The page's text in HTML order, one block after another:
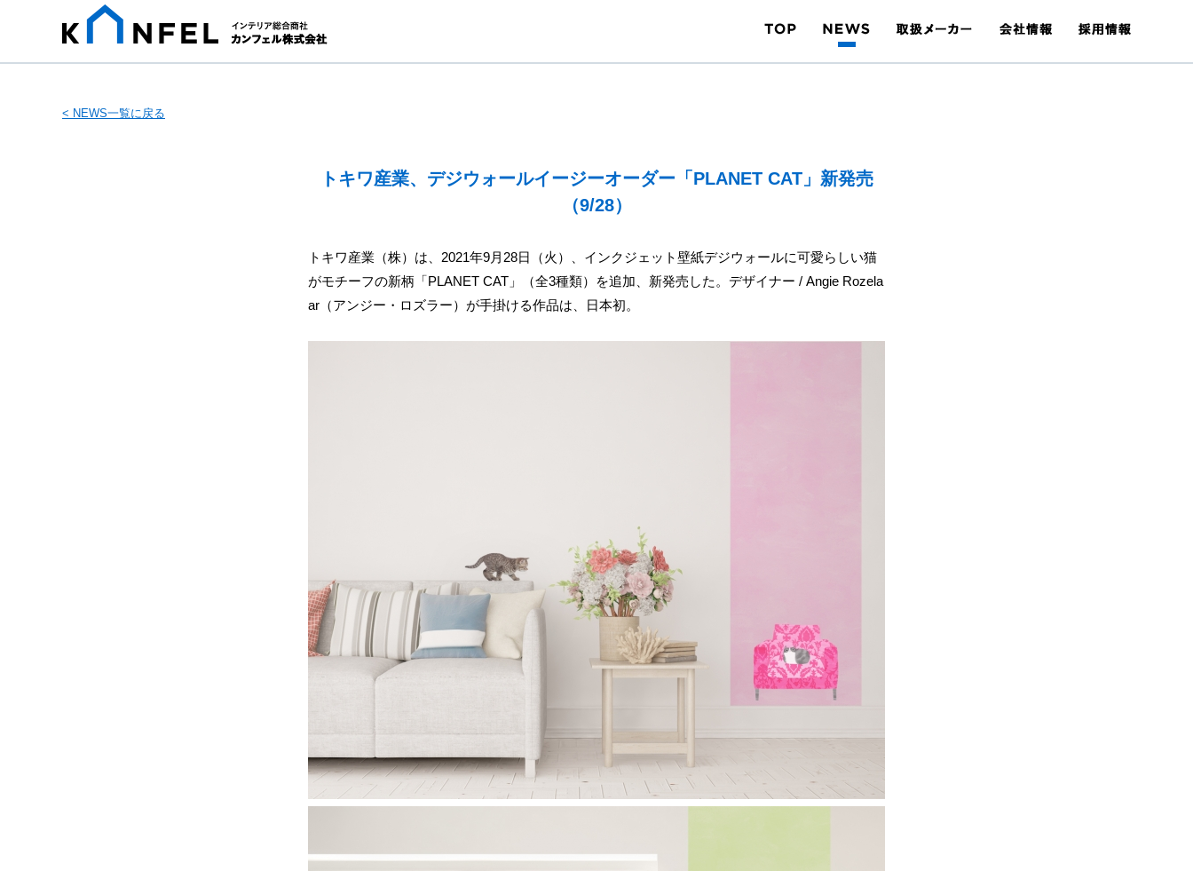
< NEWS一覧に戻る
トキワ産業、デジウォールイージーオーダー「PLANET CAT」新発売
（9/28）
トキワ産業（株）は、2021年9月28日（火）、インクジェット壁紙デジウォールに可愛らしい猫
がモチーフの新柄「PLANET CAT」（全3種類）を追加、新発売した。デザイナー / Angie Rozela
ar（アンジー・ロズラー）が手掛ける作品は、日本初。